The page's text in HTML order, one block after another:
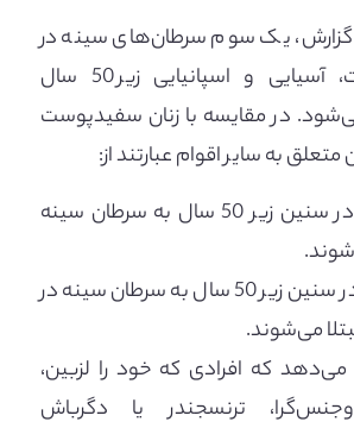
یک سوم سرطان‌های سینه در
زنان سیاه‌پوست، آسیایی و اسپانیایی زیر 50 سال
در مقایسه با زنان سفیدپوست
متعلق به سایر اقوام عبارتند از:
72 درصد بیشتر در سنین زیر 50 سال به سرطان سینه
58 درصد بیشتر در سنین زیر 50 سال به سرطان سینه در
می‌شوند.
می‌دهد که افرادی که خود را لزبین،
ترنسجندر یا دگرباش